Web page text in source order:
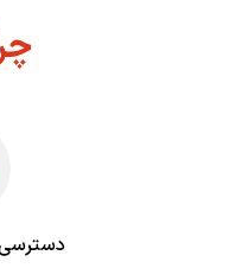
دسترسی